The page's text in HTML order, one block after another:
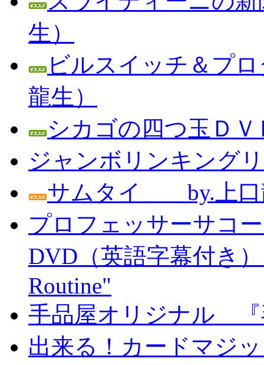
生）
ビルスイッチ＆プ
龍生）
シカゴの四つ玉Ｄ
ジャンボリンキング
サムタイ by.上口
プロフェッサーサコ
DVD（英語字幕付き
Routine"
手品屋オリジナル 『
出来る！カードマジ